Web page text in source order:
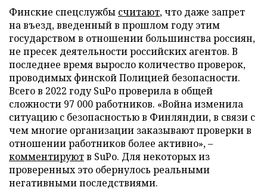
Финские спецслужбы считают, что даже запрет
на въезд, введенный в прошлом году этим
государством в отношении большинства россиян,
не пресек деятельности российских агентов. В
последнее время выросло количество проверок,
проводимых финской Полицией безопасности.
Всего в 2022 году SuPo проверила в общей
сложности 97 000 работников. «Война изменила
ситуацию с безопасностью в Финляндии, в связи с
чем многие организации заказывают проверки в
отношении работников более активно», –
комментируютв SuPo. Для некоторых из
проверенных это обернулось реальными
негативными последствиями.